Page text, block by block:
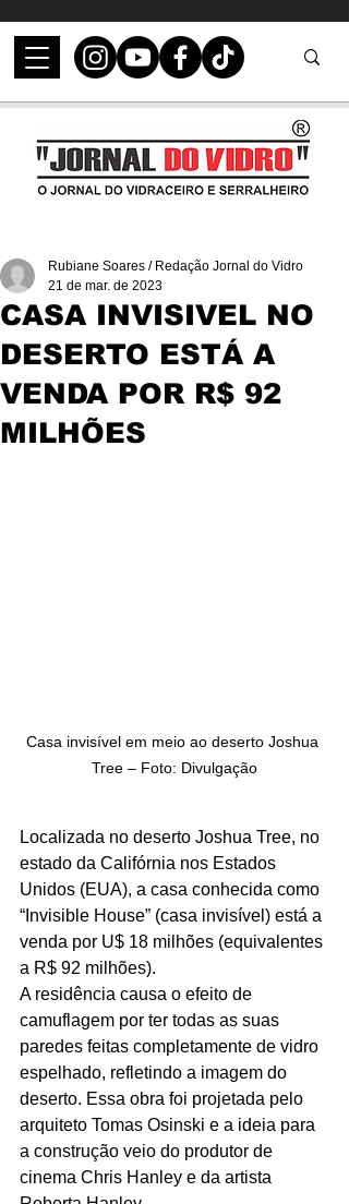
CASA INVISIVEL NO
DESERTO ESTÁ A
VENDA POR R$ 92
MILHÕES
Rubiane Soares / Redação Jornal do Vidro
21 de mar. de 2023
Casa invisível em meio ao deserto Joshua
Tree – Foto: Divulgação
Localizada no deserto Joshua Tree, no
estado da Califórnia nos Estados
Unidos (EUA), a casa conhecida como
“Invisible House” (casa invisível) está a
venda por U$ 18 milhões (equivalentes
a R$ 92 milhões).
A residência causa o efeito de
camuflagem por ter todas as suas
paredes feitas completamente de vidro
espelhado, refletindo a imagem do
deserto. Essa obra foi projetada pelo
arquiteto Tomas Osinski e a ideia para
a construção veio do produtor de
cinema Chris Hanley e da artista